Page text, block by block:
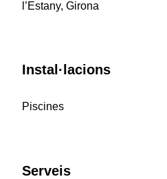
l’Estany, Girona
Instal·lacions
Piscines
Serveis